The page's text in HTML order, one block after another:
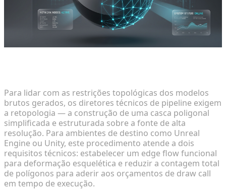
Para lidar com as restrições topológicas dos modelos
brutos gerados, os diretores técnicos de pipeline exigem
a retopologia — a construção de uma casca poligonal
simplificada e estruturada sobre a fonte de alta
resolução. Para ambientes de destino como Unreal
Engine ou Unity, este procedimento atende a dois
requisitos técnicos: estabelecer um edge flow funcional
para deformação esquelética e reduzir a contagem total
de polígonos para aderir aos orçamentos de draw call
em tempo de execução.